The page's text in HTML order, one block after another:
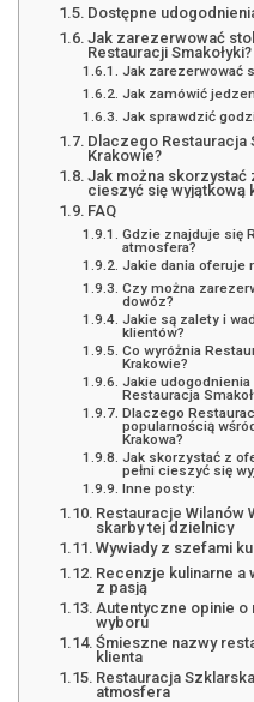
Dostępne
Jak zarezerwować
Restauracji Smakołyki?
Jak zarezerwować
Jak zamówić
Jak sprawdzić
Dlaczego Restauracja
Krakowie?
Jak można skorzystać
cieszyć się wyjątkową
FAQ
Gdzie znajduje się
atmosfera?
Jakie dania oferuje
Czy można
dowóz?
Jakie są zalety i
klientów?
Co wyróżnia
Krakowie?
Jakie
Restauracja
Dlaczego
popularnością
Krakowa?
Jak skorzystać z
pełni cieszyć się
Inne posty:
Restauracje Wilanów
skarby tej dzielnicy
Wywiady z szefami
Recenzje kulinarne
z pasją
Autentyczne opinie
wyboru
Śmieszne nazwy
klienta
Restauracja
atmosfera